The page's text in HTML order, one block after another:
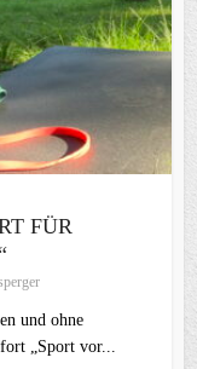
FÜR
und ohne
„Sport vor...